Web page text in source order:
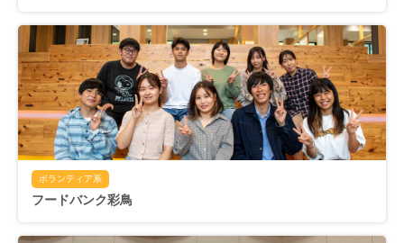
ボランティア系
フードバンク彩鳥